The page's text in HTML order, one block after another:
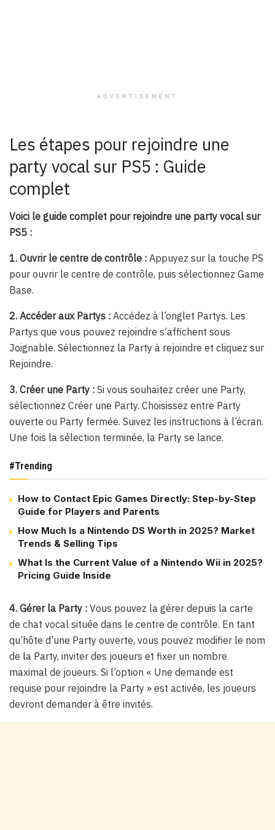
ADVERTISEMENT
Les étapes pour rejoindre une
party vocal sur PS5 : Guide
complet
Voici le guide complet pour rejoindre une party vocal sur
PS5 :
1. Ouvrir le centre de contrôle : Appuyez sur la touche PS
pour ouvrir le centre de contrôle, puis sélectionnez Game
Base.
2. Accéder aux Partys : Accédez à l’onglet Partys. Les
Partys que vous pouvez rejoindre s’affichent sous
Joignable. Sélectionnez la Party à rejoindre et cliquez sur
Rejoindre.
3. Créer une Party : Si vous souhaitez créer une Party,
sélectionnez Créer une Party. Choisissez entre Party
ouverte ou Party fermée. Suivez les instructions à l’écran.
Une fois la sélection terminée, la Party se lance.
#Trending
How to Contact Epic Games Directly: Step-by-Step
Guide for Players and Parents
How Much Is a Nintendo DS Worth in 2025? Market
Trends & Selling Tips
What Is the Current Value of a Nintendo Wii in 2025?
Pricing Guide Inside
4. Gérer la Party : Vous pouvez la gérer depuis la carte
de chat vocal située dans le centre de contrôle. En tant
qu’hôte d’une Party ouverte, vous pouvez modifier le nom
de la Party, inviter des joueurs et fixer un nombre
maximal de joueurs. Si l’option « Une demande est
requise pour rejoindre la Party » est activée, les joueurs
devront demander à être invités.